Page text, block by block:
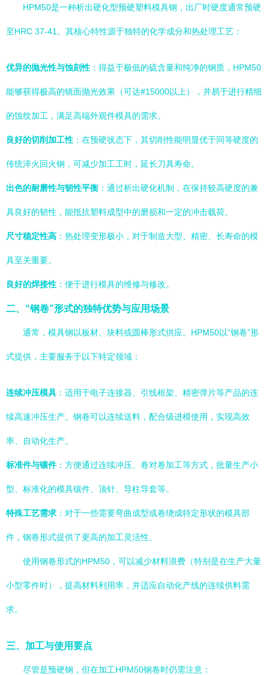
HPM50是一种析出硬化型预硬塑料模具钢，出厂时硬度通常预硬
至HRC 37-41。其核心特性源于独特的化学成分和热处理工艺：
优异的抛光性与蚀刻性 ：得益于极低的硫含量和纯净的钢质，HPM50
能够获得极高的镜面抛光效果（可达#15000以上），并易于进行精细
的蚀纹加工，满足高端外观件模具的需求。
良好的切削加工性 ：在预硬状态下，其切削性能明显优于同等硬度的
传统淬火回火钢，可减少加工工时，延长刀具寿命。
出色的耐磨性与韧性平衡 ：通过析出硬化机制，在保持较高硬度的兼
具良好的韧性，能抵抗塑料成型中的磨损和一定的冲击载荷。
尺寸稳定性高 ：热处理变形极小，对于制造大型、精密、长寿命的模
具至关重要。
良好的焊接性 ：便于进行模具的维修与修改。
二、“钢卷”形式的独特优势与应用场景
通常，模具钢以板材、块料或圆棒形式供应。HPM50以“钢卷”形
式提供，主要服务于以下特定领域：
连续冲压模具 ：适用于电子连接器、引线框架、精密弹片等产品的连
续高速冲压生产。钢卷可以连续送料，配合级进模使用，实现高效
率、自动化生产。
标准件与镶件：方便通过连续冲压、卷对卷加工等方式，批量生产小
型、标准化的模具镶件、顶针、导柱导套等。
特殊工艺需求 ：对于一些需要弯曲成型或卷绕成特定形状的模具部
件，钢卷形式提供了更高的加工灵活性。
使用钢卷形式的HPM50，可以减少材料浪费（特别是在生产大量
小型零件时），提高材料利用率，并适应自动化产线的连续供料需
求。
三、加工与使用要点
尽管是预硬钢，但在加工HPM50钢卷时仍需注意：